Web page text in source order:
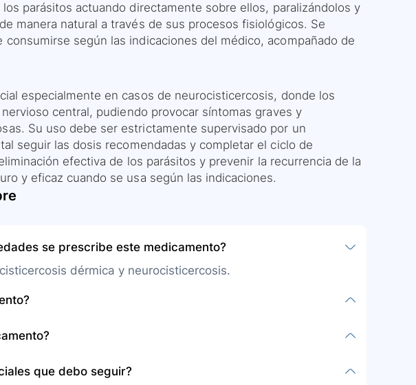
parásitos actuando directamente sobre ellos, paralizándolos y
manera natural a través de sus procesos fisiológicos. Se
según las indicaciones del médico, acompañado de
especialmente en casos de neurocisticercosis, donde los
central, pudiendo provocar síntomas graves y
Su uso debe ser estrictamente supervisado por un
seguir las dosis recomendadas y completar el ciclo de
efectiva de los parásitos y prevenir la recurrencia de la
y eficaz cuando se usa según las indicaciones.
se prescribe este medicamento?
dérmica y neurocisticercosis.
lo indicado por su médico. No suspenda la terapia
infestaciones por tenias.
que debo seguir?